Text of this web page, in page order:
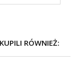
RÓWNIEŻ: